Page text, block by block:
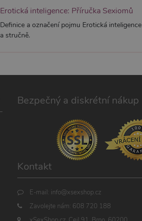
Erotická inteligence: Příručka Sexiomů
Definice a označení pojmu Erotická
a stručně.
Bezpečný a diskrétní nákup
Kontakt
E-mail: info@xsexshop.cz
Zavolejte nám: 608 720 188